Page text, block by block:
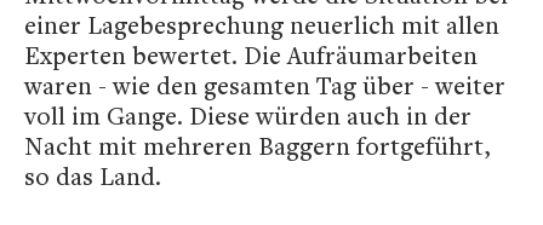
einer Lagebesprechung neuerlich mit allen
Experten bewertet. Die Aufräumarbeiten
waren - wie den gesamten Tag über - weiter
voll im Gange. Diese würden auch in der
Nacht mit mehreren Baggern fortgeführt,
so das Land.